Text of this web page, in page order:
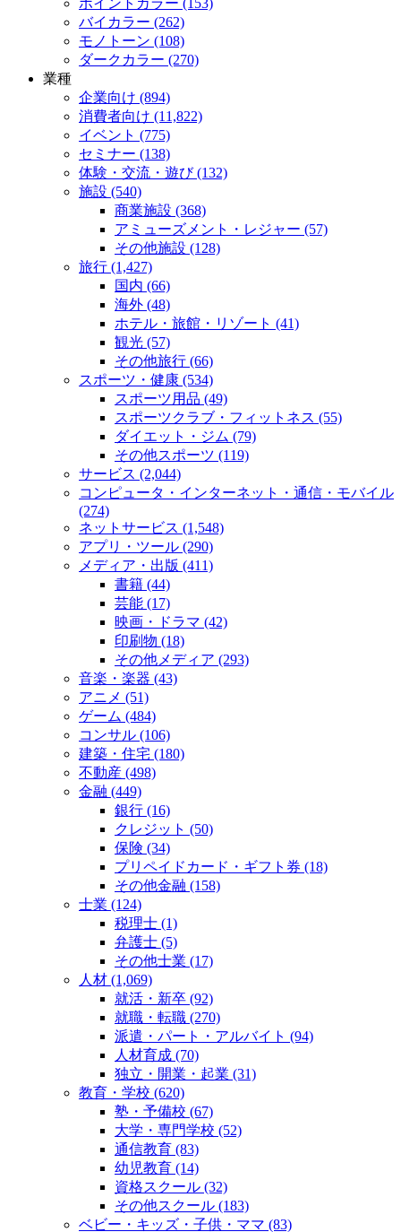
バイカラー (262)
モノトーン (108)
ダークカラー (270)
業種
企業向け (894)
消費者向け (11,822)
イベント (775)
セミナー (138)
体験・交流・遊び (132)
施設 (540)
商業施設 (368)
アミューズメント・レジャー (57)
その他施設 (128)
旅行 (1,427)
国内 (66)
海外 (48)
ホテル・旅館・リゾート (41)
観光 (57)
その他旅行 (66)
スポーツ・健康 (534)
スポーツ用品 (49)
スポーツクラブ・フィットネス (55)
ダイエット・ジム (79)
その他スポーツ (119)
サービス (2,044)
コンピュータ・インターネット・通信・モバイル
(274)
ネットサービス (1,548)
アプリ・ツール (290)
メディア・出版 (411)
書籍 (44)
芸能 (17)
映画・ドラマ (42)
印刷物 (18)
その他メディア (293)
音楽・楽器 (43)
アニメ (51)
ゲーム (484)
コンサル (106)
建築・住宅 (180)
不動産 (498)
金融 (449)
銀行 (16)
クレジット (50)
保険 (34)
プリペイドカード・ギフト券 (18)
その他金融 (158)
士業 (124)
税理士 (1)
弁護士 (5)
その他士業 (17)
人材 (1,069)
就活・新卒 (92)
就職・転職 (270)
派遣・パート・アルバイト (94)
人材育成 (70)
独立・開業・起業 (31)
教育・学校 (620)
塾・予備校 (67)
大学・専門学校 (52)
通信教育 (83)
幼児教育 (14)
資格スクール (32)
その他スクール (183)
ベビー・キッズ・子供・ママ (83)